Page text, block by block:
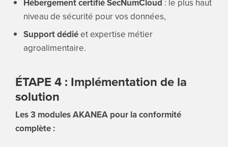
Hébergement certifié SecNumCloud : le plus haut
niveau de sécurité pour vos données,
Support dédiéet expertise métier
agroalimentaire.
ÉTAPE 4 : Implémentation de la
solution
Les 3 modules AKANEA pour la conformité
complète :